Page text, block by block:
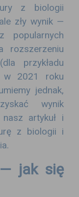
z biologii
zły wynik —
rozszerzeniu
przykładu
w 2021 roku
jednak,
wynik
artykuł i
z biologii i
jak się